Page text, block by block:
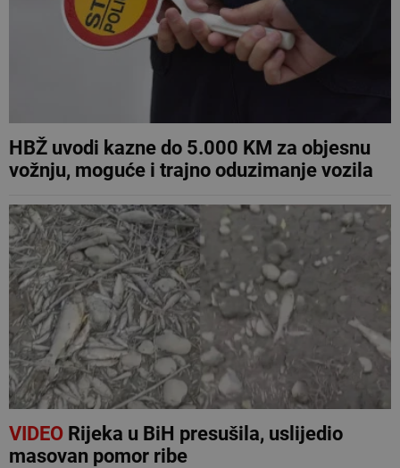
HBŽ uvodi kazne do 5.000 KM za objesnu
vožnju, moguće i trajno oduzimanje vozila
VIDEORijeka u BiH presušila, uslijedio
masovan pomor ribe